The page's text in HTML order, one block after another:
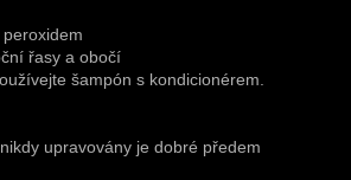
řasy a obočí
šampón s kondicionérem.
upravovány je dobré předem